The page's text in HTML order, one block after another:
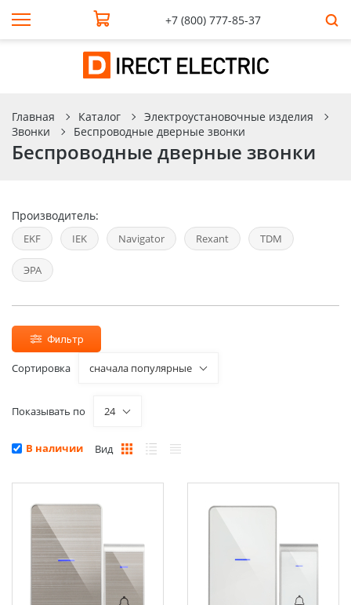
+7 (800) 777-85-37
Главная Каталог
Электроустановочные изделия
Звонки
Беспроводные дверные звонки
Беспроводные дверные звонки
Производитель:
EKF IEK Navigator Rexant TDM
ЭРА
Фильтр
Сортировка сначала популярные
Показывать по 24
В наличии Вид